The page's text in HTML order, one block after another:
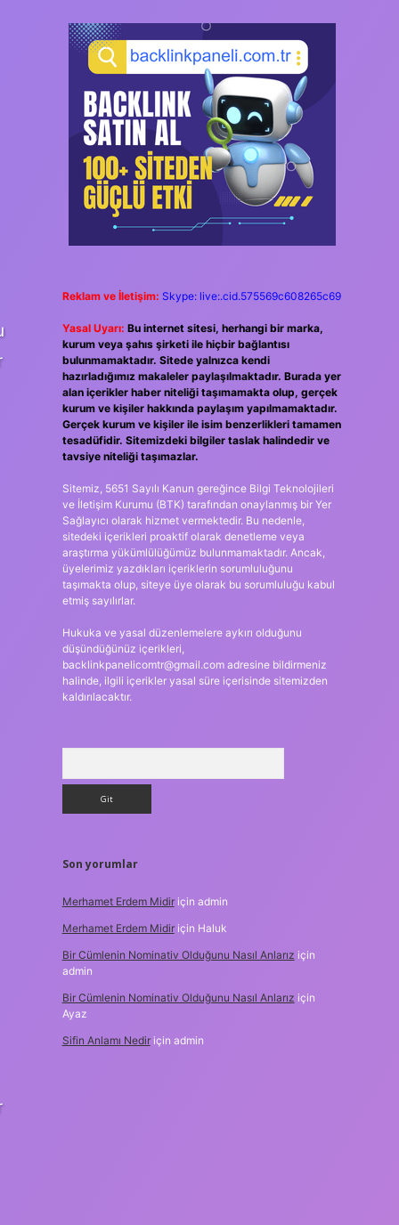
Reklam ve İletişim: Skype: live:.cid.575569c608265c69
Yasal Uyarı: Bu internet sitesi, herhangi bir marka,
kurum veya şahıs şirketi ile hiçbir bağlantısı
bulunmamaktadır. Sitede yalnızca kendi
hazırladığımız makaleler paylaşılmaktadır. Burada yer
alan içerikler haber niteliği taşımamakta olup, gerçek
kurum ve kişiler hakkında paylaşım yapılmamaktadır.
Gerçek kurum ve kişiler ile isim benzerlikleri tamamen
tesadüfidir. Sitemizdeki bilgiler taslak halindedir ve
tavsiye niteliği taşımazlar.
Sitemiz, 5651 Sayılı Kanun gereğince Bilgi Teknolojileri
ve İletişim Kurumu (BTK) tarafından onaylanmış bir Yer
Sağlayıcı olarak hizmet vermektedir. Bu nedenle,
sitedeki içerikleri proaktif olarak denetleme veya
araştırma yükümlülüğümüz bulunmamaktadır. Ancak,
üyelerimiz yazdıkları içeriklerin sorumluluğunu
taşımakta olup, siteye üye olarak bu sorumluluğu kabul
etmiş sayılırlar.
Hukuka ve yasal düzenlemelere aykırı olduğunu
düşündüğünüz içerikleri,
backlinkpanelicomtr@gmail.comadresine bildirmeniz
halinde, ilgili içerikler yasal süre içerisinde sitemizden
kaldırılacaktır.
Son yorumlar
Merhamet Erdem Midiriçin admin
Merhamet Erdem Midiriçin Haluk
Bir Cümlenin Nominativ Olduğunu Nasıl Anlarız için
admin
Bir Cümlenin Nominativ Olduğunu Nasıl Anlarız için
Ayaz
Sifin Anlamı Nediriçin admin